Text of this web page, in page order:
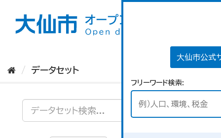
大仙市公式
フリーワード検索
データセット